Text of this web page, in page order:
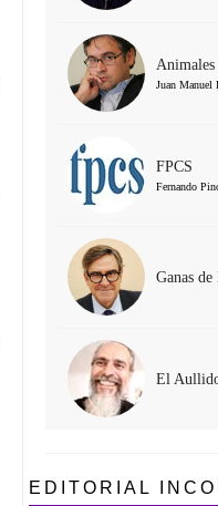
Animales
Juan Manuel
FPCS
Fernando
Ganas
El
EDITORIAL